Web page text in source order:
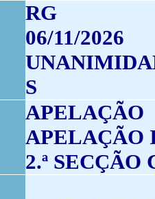
RG
06/11/2026
S
APELAÇÃO
APELAÇÃO
2.ª SECÇÃO